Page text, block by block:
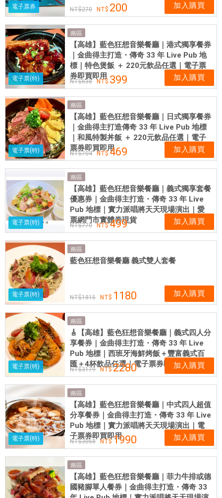
電子票券 270 200 加入購買
電子票(特)
南區
【高雄】藍色狂想音樂餐廳｜港式獨享餐券
｜金曲得主打造・傳奇 33 年 Live Pub 地
標｜特色煲飯 ＋ 220元飲品任選｜電子票
券即買即用
638 399 加入購買
電子票(特)
南區
【高雄】藍色狂想音樂餐廳｜日式獨享餐券
｜金曲得主打造傳奇 33 年 Live Pub 地標
｜和風特製丼飯 ＋ 220元飲品任選｜電子
票券即買即用
704 469 加入購買
電子票(特)
南區
【高雄】藍色狂想音樂餐廳｜義式獨享套餐
優惠券｜金曲得主打造・傳奇 33 年 Live
Pub 地標｜實力派唱將天天現場演出｜愛
票網門市實體券現貨
770 499 加入購買
電子票(特)
南區
藍色狂想音樂餐廳 義式雙人套餐
1815 1180 加入購買
電子票(特)
南區
🎸【高雄】藍色狂想音樂餐廳｜義式四人分
享餐券｜金曲得主打造・傳奇 33 年 Live
Pub 地標｜西班牙海鮮烤飯＋豐富義式百
匯＋4杯飲品任選｜電子票券即買即用
3179 2280 加入購買
電子票(特)
南區
【高雄】藍色狂想音樂餐廳｜中式四人超值
分享餐券｜金曲得主打造・傳奇 33 年 Live
Pub 地標｜實力派唱將天天現場演出｜電
子票券即買即用
3058 1990 加入購買
南區
【高雄】藍色狂想音樂餐廳｜菲力牛排或德
國豬腳單人餐券｜金曲得主打造・傳奇 33